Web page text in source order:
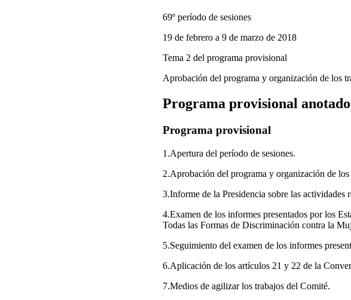
69º período de sesiones
19 de febrero a 9 de marzo de 2018
Tema 2 del programa provisional
Aprobación del programa y organización de los
Programa provisional anotado
Programa provisional
1.Apertura del período de sesiones.
2.Aprobación del programa y organización de los
3.Informe de la Presidencia sobre las actividades
4.Examen de los informes presentados por los
Todas las Formas de Discriminación contra la
5.Seguimiento del examen de los informes
6.Aplicación de los artículos 21 y 22 de la
7.Medios de agilizar los trabajos del Comité.